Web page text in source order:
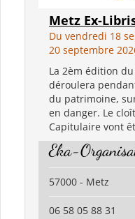
Metz Ex-
Du vendredi 18
20 septembre
La 2èm édition
déroulera
du patrimoine,
en danger. Le
Capitulaire vont
Eka-
57000 - Metz
06 58 05 88 31